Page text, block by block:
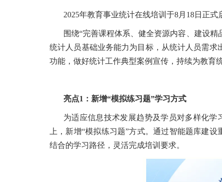
2025年教育事业统计在线培训于8月18日正
围绕“完善课程体系、健全资源内容、建设
统计人员基础业务能力为目标，从统计人员需
功能，做好统计工作典型案例宣传，持续为教育
亮点1：新增“模拟练习题”学习方式
为适应信息技术发展趋势及学员对多样化学
上，新增“模拟练习题”方式。通过智能题库建
结合的学习路径，灵活完成培训要求。